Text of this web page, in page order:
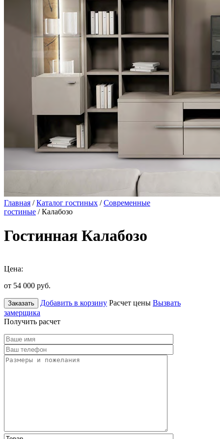
Главная /Каталог гостиных /Современные
гостиные / Калабозо
Гостинная Калабозо
Цена:
от 54 000 руб.
Заказать Добавить в корзину Расчет цены Вызвать
замерщика
Получить расчет